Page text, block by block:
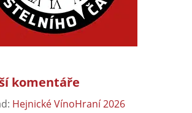
komentáře
: Hejnické VínoHraní 2026